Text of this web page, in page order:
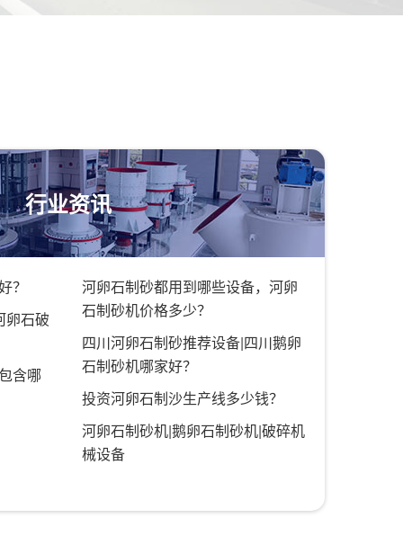
行业资讯
？
卵石破
含哪
河卵石制砂都用到哪些设备，河卵
石制砂机价格多少？
四川河卵石制砂推荐设备|四川鹅卵
石制砂机哪家好？
投资河卵石制沙生产线多少钱？
河卵石制砂机|鹅卵石制砂机|破碎机
械设备